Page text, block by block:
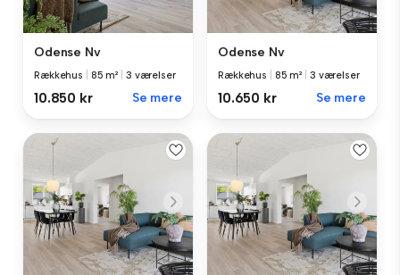
Odense Nv
Rækkehus 85 m² 3 værelser
10.850 kr Se mere
Odense Nv
Rækkehus 85 m² 3 værelser
10.650 kr Se mere